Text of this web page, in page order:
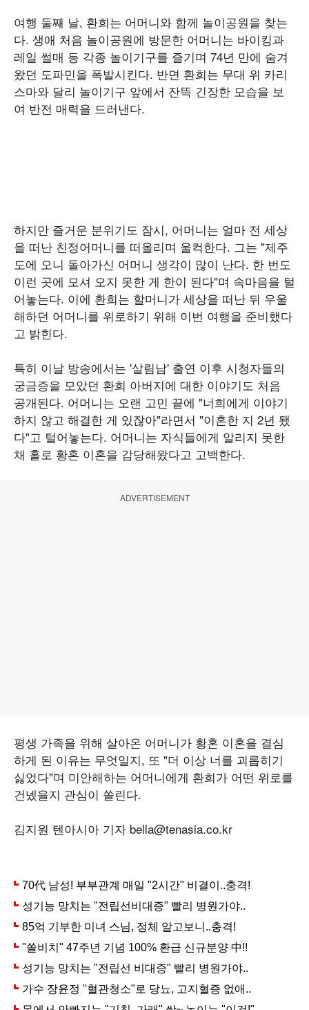
여행 둘째 날, 환희는 어머니와 함께 놀이공원을 찾는
다. 생애 처음 놀이공원에 방문한 어머니는 바이킹과
레일 썰매 등 각종 놀이기구를 즐기며 74년 만에 숨겨
왔던 도파민을 폭발시킨다. 반면 환희는 무대 위 카리
스마와 달리 놀이기구 앞에서 잔뜩 긴장한 모습을 보
여 반전 매력을 드러낸다.
하지만 즐거운 분위기도 잠시, 어머니는 얼마 전 세상
을 떠난 친정어머니를 떠올리며 울컥한다. 그는 "제주
도에 오니 돌아가신 어머니 생각이 많이 난다. 한 번도
이런 곳에 모셔 오지 못한 게 한이 된다"며 속마음을 털
어놓는다. 이에 환희는 할머니가 세상을 떠난 뒤 우울
해하던 어머니를 위로하기 위해 이번 여행을 준비했다
고 밝힌다.
특히 이날 방송에서는 '살림남' 출연 이후 시청자들의
궁금증을 모았던 환희 아버지에 대한 이야기도 처음
공개된다. 어머니는 오랜 고민 끝에 "너희에게 이야기
하지 않고 해결한 게 있잖아"라면서 "이혼한 지 2년 됐
다"고 털어놓는다. 어머니는 자식들에게 알리지 못한
채 홀로 황혼 이혼을 감당해왔다고 고백한다.
ADVERTISEMENT
평생 가족을 위해 살아온 어머니가 황혼 이혼을 결심
하게 된 이유는 무엇일지, 또 "더 이상 너를 괴롭히기
싫었다"며 미안해하는 어머니에게 환희가 어떤 위로를
건넸을지 관심이 쏠린다.
김지원 텐아시아 기자 bella@tenasia.co.kr